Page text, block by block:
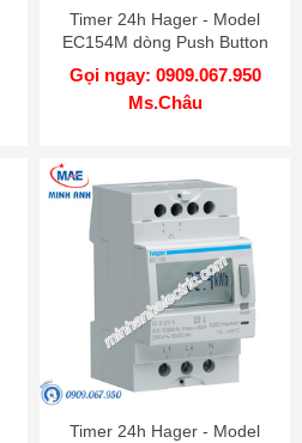
Timer 24h Hager - Model
EC154M dòng Push Button
Gọi ngay: 0909.067.950
Ms.Châu
Timer 24h Hager - Model